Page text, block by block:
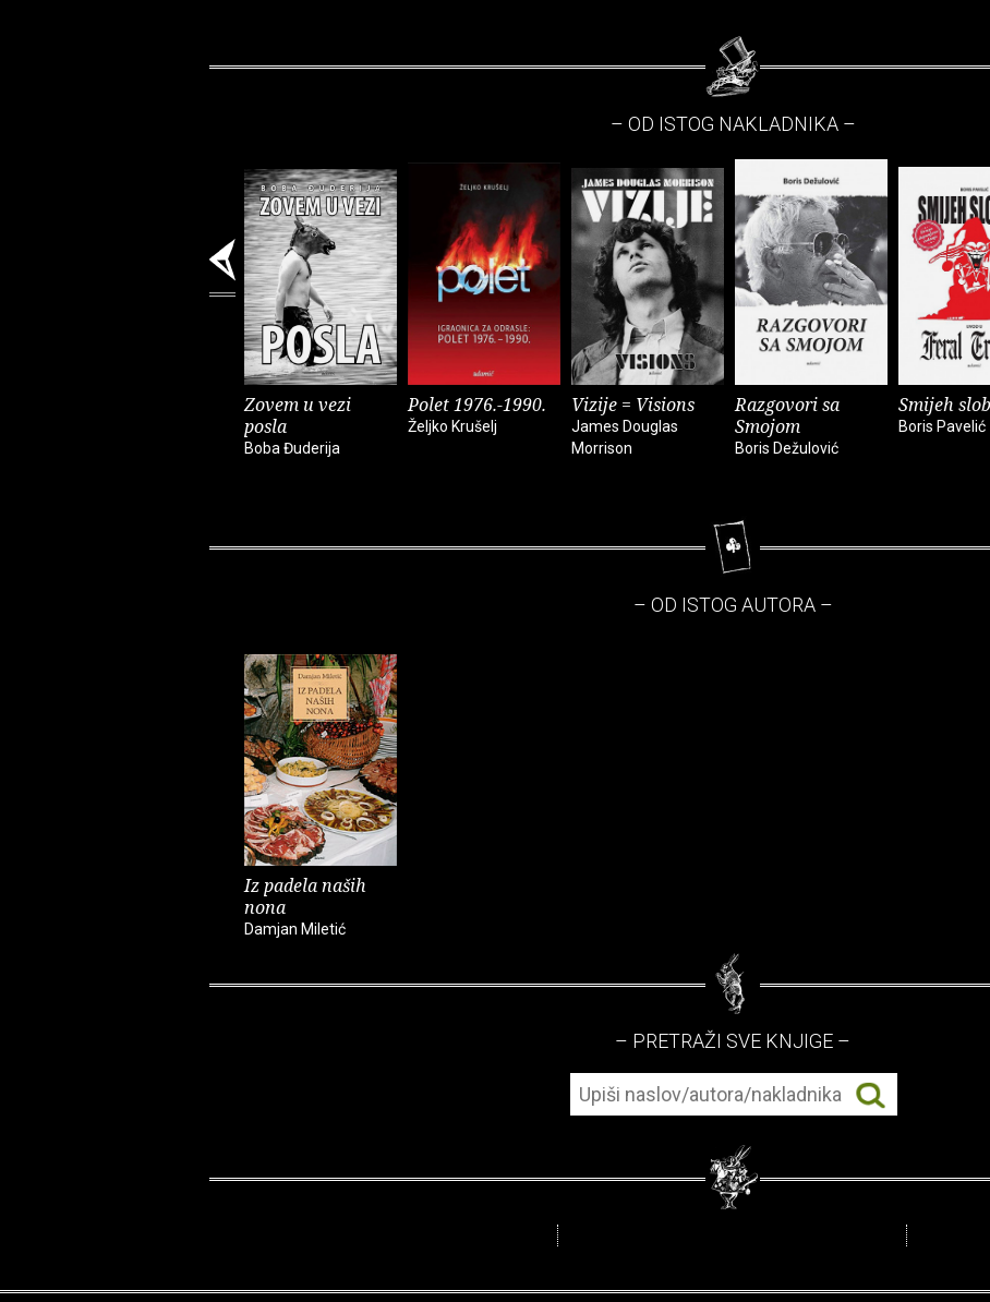
– OD ISTOG NAKLADNIKA –
Zovem u vezi
posla
Boba Đuderija
Polet 1976.-1990.
Željko Krušelj
Vizije = Visions
James Douglas
Morrison
Razgovori sa
Smojom
Boris Dežulović
Smijeh
Boris Pavelić
– OD ISTOG AUTORA –
Iz padela naših
nona
Damjan Miletić
– PRETRAŽI SVE KNJIGE –